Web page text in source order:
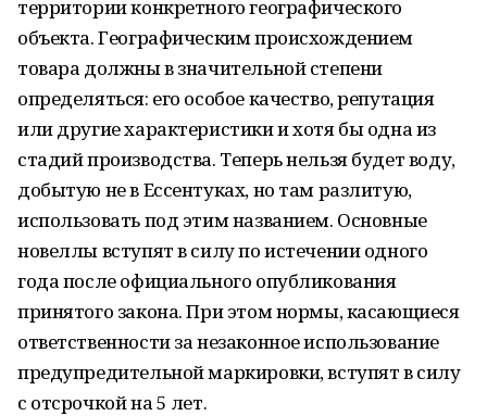
территории конкретного географического
объекта. Географическим происхождением
товара должны в значительной степени
определяться: его особое качество, репутация
или другие характеристики и хотя бы одна из
стадий производства. Теперь нельзя будет воду,
добытую не в Ессентуках, но там разлитую,
использовать под этим названием. Основные
новеллы вступят в силу по истечении одного
года после официального опубликования
принятого закона. При этом нормы, касающиеся
ответственности за незаконное использование
предупредительной маркировки, вступят в силу
с отсрочкой на 5 лет.